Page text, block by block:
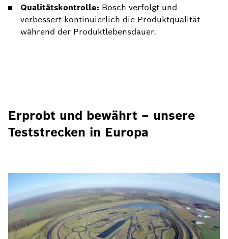
Qualitätskontrolle: Bosch verfolgt und
verbessert kontinuierlich die Produktqualität
während der Produktlebensdauer.
Erprobt und bewährt – unsere
Teststrecken in Europa